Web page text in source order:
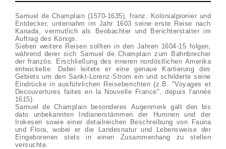
Samuel de Champlain (1570-1635), franz. Kolonialpionier und
Entdecker, unternahm im Jahr 1603 seine erste Reise nach
Kanada, vermutlich als Beobachter und Berichterstatter im
Auftrag des Königs.
Sieben weitere Reisen sollten in den Jahren 1604-15 folgen,
während derer sich Samuel de Champlain zum Bahnbrecher
der französ. Erschließung des inneren nordöstlichen Amerika
entwickelte. Dabei leitete er eine genaue Kartierung des
Gebiets um den Sankt-Lorenz-Strom ein und schilderte seine
Eindrücke in ausführlichen Reiseberichten (z.B. "Voyages et
Decouvertures faites en la Nouvelle France", depuis l'année
1615).
Samuel de Champlain besonderes Augenmerk galt den bis
dato unbekannten Indianerstämmen der Huronen und der
Irokesen sowie einer detailreichen Beschreibung von Fauna
und Flora, wobei er die Landesnatur und Lebensweise der
Eingeborenen stets in einen Zusammenhang zu stellen
versuchte.